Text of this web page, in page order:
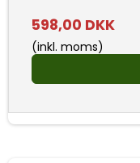
598,00 DKK
(inkl. moms)